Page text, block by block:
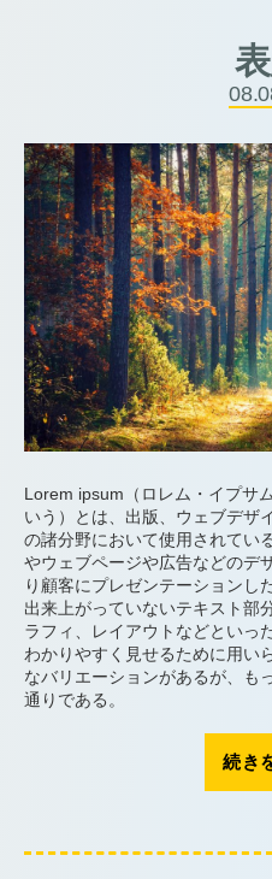
Lorem ipsum（ロレム・イプサ
いう）とは、出版、ウェブデザ
の諸分野において使用されてい
やウェブページや広告などのデ
り顧客にプレゼンテーションし
出来上がっていないテキスト部
ラフィ、レイアウトなどといっ
わかりやすく見せるために用い
なバリエーションがあるが、も
通りである。
続き